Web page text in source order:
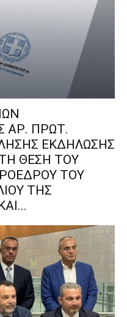
ΑΡ. ΠΡΩΤ.
ΕΚΔΗΛΩΣΗΣ
ΘΕΣΗ ΤΟΥ
ΤΟΥ
ΤΗΣ